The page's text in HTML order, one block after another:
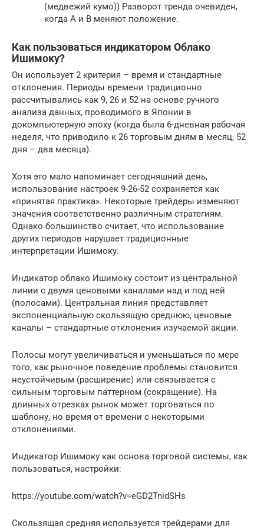
(медвежий кумо)) Разворот тренда очевиден,
когда A и B меняют положение.
Как пользоваться индикатором Облако
Ишимоку?
Он использует 2 критерия – время и стандартные
отклонения. Периоды времени традиционно
рассчитывались как 9, 26 и 52 на основе ручного
анализа данных, проводимого в Японии в
докомпьютерную эпоху (когда была 6-дневная рабочая
неделя, что приводило к 26 торговым дням в месяц, 52
дня – два месяца).
Хотя это мало напоминает сегодняшний день,
использование настроек 9-26-52 сохраняется как
«принятая практика». Некоторые трейдеры изменяют
значения соответственно различным стратегиям.
Однако большинство считает, что использование
других периодов нарушает традиционные
интерпретации Ишимоку.
Индикатор облако Ишимоку состоит из центральной
линии с двумя ценовыми каналами над и под ней
(полосами). Центральная линия представляет
экспоненциальную скользящую среднюю, ценовые
каналы – стандартные отклонения изучаемой акции.
Полосы могут увеличиваться и уменьшаться по мере
того, как рыночное поведение проблемы становится
неустойчивым (расширение) или связывается с
сильным торговым паттерном (сокращение). На
длинных отрезках рынок может торговаться по
шаблону, но время от времени с некоторыми
отклонениями.
Индикатор Ишимоку как основа торговой системы, как
пользоваться, настройки:
https://youtube.com/watch?v=eGD2TnidSHs
Скользящая средняя используется трейдерами для